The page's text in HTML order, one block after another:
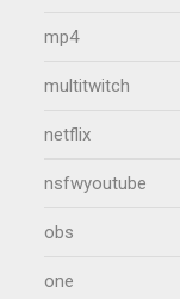
mp4
multitwitch
netflix
nsfwyoutube
obs
one